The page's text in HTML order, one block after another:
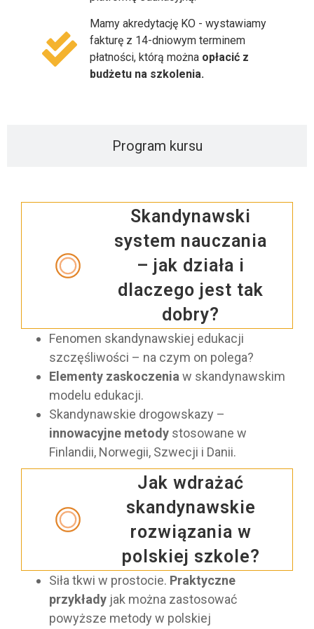
Program kursu
Mamy akredytację KO - wystawiamy
fakturę z 14-dniowym terminem
płatności, którą możnaopłacić z
budżetu na szkolenia.
Skandynawski
system nauczania
– jak działa i
dlaczego jest tak
dobry?
Fenomen skandynawskiej edukacji
szczęśliwości – na czym on polega?
Elementy zaskoczenia w skandynawskim
modelu edukacji.
Skandynawskie drogowskazy –
innowacyjne metody stosowane w
Finlandii, Norwegii, Szwecji i Danii.
Jak wdrażać
skandynawskie
rozwiązania w
polskiej szkole?
Siła tkwi w prostocie. Praktyczne
przykłady jak można zastosować
powyższe metody w polskiej